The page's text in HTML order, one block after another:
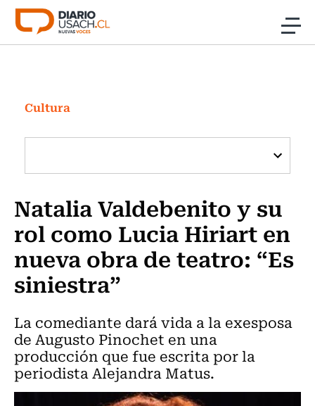
Click acá para ir directamente al contenido
Investigación
Cultura
Programas Radio y TV Usach
Cultura
Natalia Valdebenito y su
rol como Lucia Hiriart en
nueva obra de teatro: “Es
siniestra”
La comediante dará vida a la exesposa
de Augusto Pinochet en una
producción que fue escrita por la
periodista Alejandra Matus.